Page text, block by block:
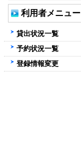
利用者メニュー
貸出状況一覧
予約状況一覧
登録情報変更